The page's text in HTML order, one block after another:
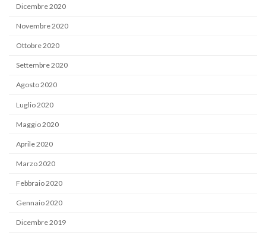
Dicembre 2020
Novembre 2020
Ottobre 2020
Settembre 2020
Agosto 2020
Luglio 2020
Maggio 2020
Aprile 2020
Marzo 2020
Febbraio 2020
Gennaio 2020
Dicembre 2019